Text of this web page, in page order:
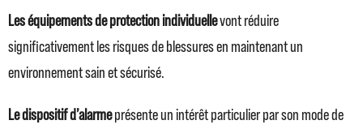
Les équipements de protection individuellevont réduire
significativement les risques de blessures en maintenant un
environnement sain et sécurisé.
Le dispositif d’alarmeprésente un intérêt particulier par son mode de